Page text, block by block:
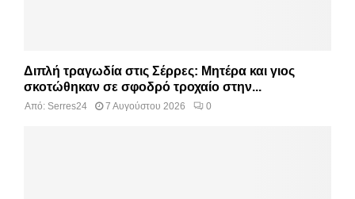
Διπλή τραγωδία στις Σέρρες: Μητέρα και γιος
σκοτώθηκαν σε σφοδρό τροχαίο στην...
Από: Serres24 7 Αυγούστου 2026 0